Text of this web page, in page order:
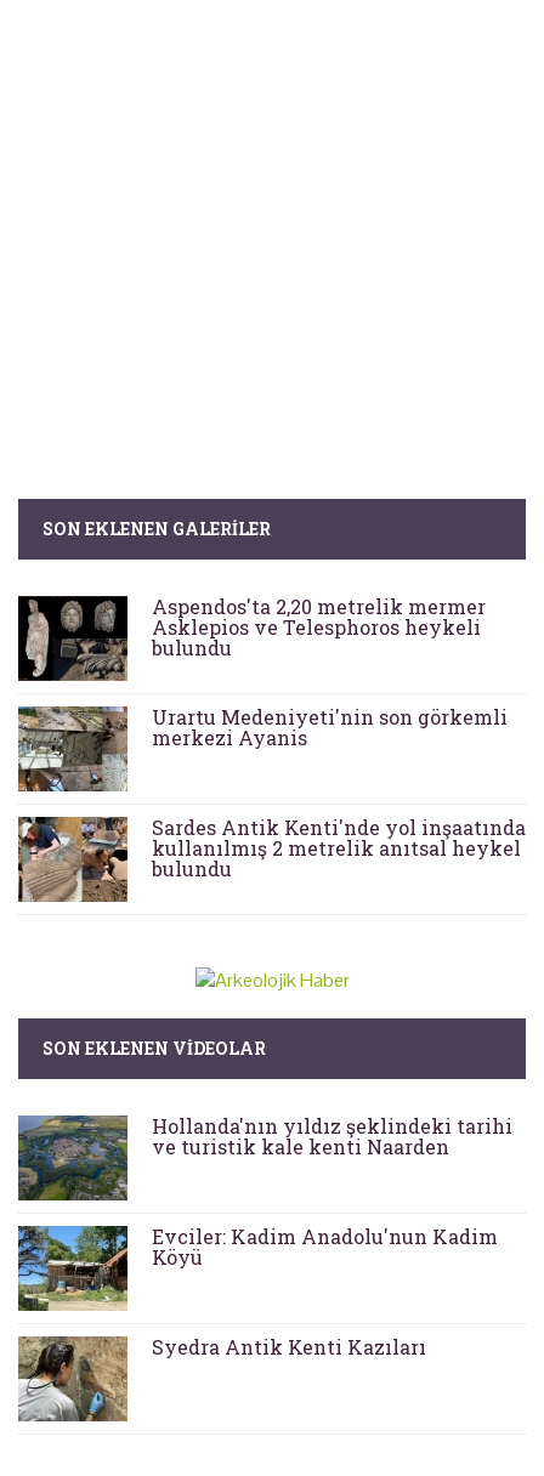
SON EKLENEN GALERILER
Aspendos'ta 2,20 metrelik mermer
Asklepios ve Telesphoros heykeli
bulundu
Urartu Medeniyeti'nin son görkemli
merkezi Ayanis
Sardes Antik Kenti'nde yol inşaatında
kullanılmış 2 metrelik anıtsal heykel
bulundu
SON EKLENEN VIDEOLAR
Hollanda'nın yıldız şeklindeki tarihi
ve turistik kale kenti Naarden
Evciler: Kadim Anadolu'nun Kadim
Köyü
Syedra Antik Kenti Kazıları